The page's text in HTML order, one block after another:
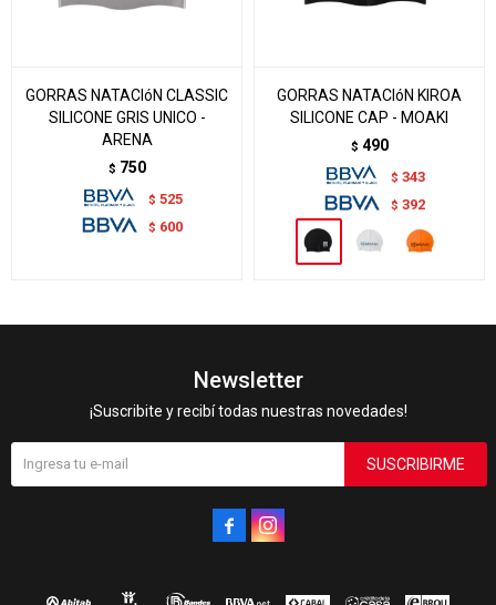
GORRAS NATACIóN CLASSIC
SILICONE GRIS UNICO -
ARENA
$ 750
$ 525
$ 600
GORRAS NATACIóN KIROA
SILICONE CAP - MOAKI
$ 490
$ 343
$ 392
Newsletter
¡Suscribite y recibí todas nuestras novedades!
SUSCRIBIRME
 